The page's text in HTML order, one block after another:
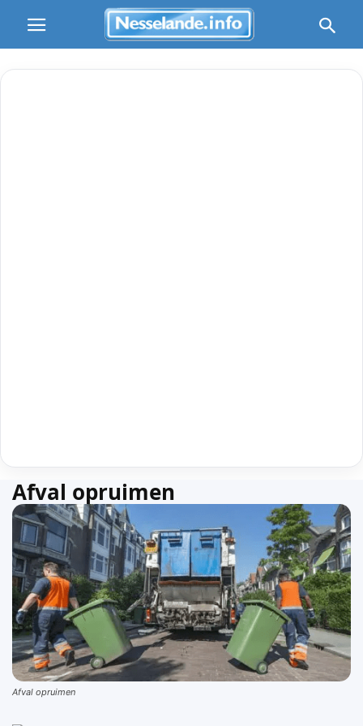
Afval opruimen
Afval opruimen